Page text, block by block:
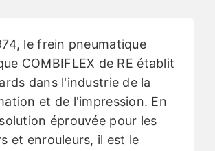
le frein pneumatique
COMBIFLEX de RE établit
dans l'industrie de la
et de l'impression. En
éprouvée pour les
et enrouleurs, il est le